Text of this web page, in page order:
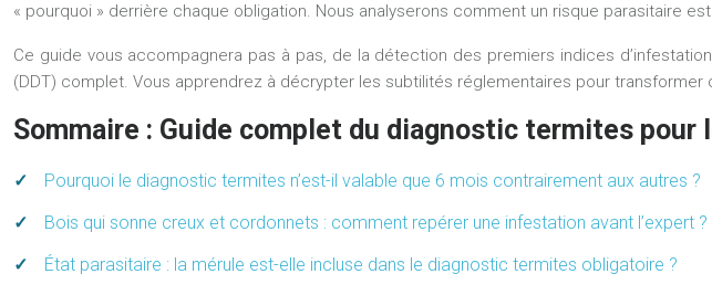
« pourquoi » derrière chaque obligation. Nous analyserons comment un risque parasitaire
Ce guide vous accompagnera pas à pas, de la détection des premiers indices
(DDT) complet. Vous apprendrez à décrypter les subtilités réglementaires pour
Sommaire : Guide complet du diagnostic termites pour
Pourquoi le diagnostic termites n’est-il valable que 6 mois contrairement aux autres ?
Bois qui sonne creux et cordonnets : comment repérer une infestation avant l’expert ?
État parasitaire : la mérule est-elle incluse dans le diagnostic termites obligatoire ?